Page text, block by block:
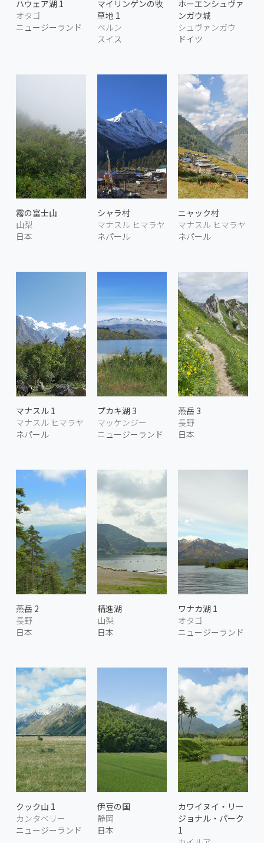
ハウェア湖 1
オタゴ
ニュージーランド
マイリンゲンの牧
草地 1
ベルン
スイス
ホーエンシュヴァ
ンガウ城
シュヴァンガウ
ドイツ
霧の富士山
山梨
日本
シャラ村
マナスル ヒマラヤ
ネパール
ニャック村
マナスル ヒマラヤ
ネパール
マナスル 1
マナスル ヒマラヤ
ネパール
プカキ湖 3
マッケンジー
ニュージーランド
燕岳 3
長野
日本
燕岳 2
長野
日本
精進湖
山梨
日本
ワナカ湖 1
オタゴ
ニュージーランド
クック山 1
カンタベリー
ニュージーランド
伊豆の国
静岡
日本
カワイヌイ・リー
ジョナル・パーク
1